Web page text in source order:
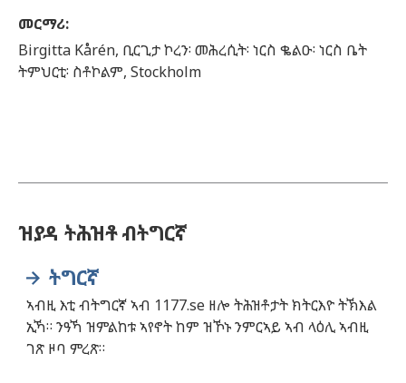
መርማሪ:
Birgitta Kårén, ቢርጊታ ኮረን፡ መሕረሲት፡ ነርስ ቈልዑ፡ ነርስ ቤት
ትምህርቲ፡ ስቶኮልም, Stockholm
ዝያዳ ትሕዝቶ ብትግርኛ
ትግርኛ
ኣብዚ እቲ ብትግርኛ ኣብ 1177.se ዘሎ ትሕዝቶታት ክትርእዮ ትኽእል
ኢኻ። ንዓኻ ዝምልከቱ ኣየኖት ከም ዝኾኑ ንምርኣይ ኣብ ላዕሊ ኣብዚ
ገጽ ዞባ ምረጽ።